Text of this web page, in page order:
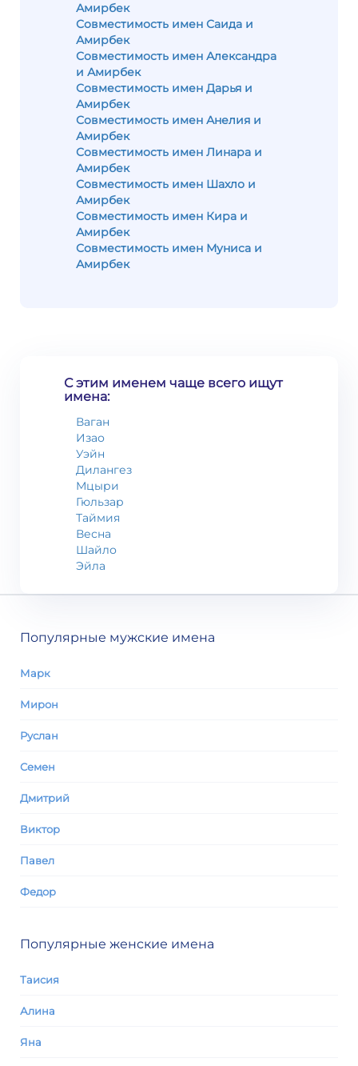
Амирбек
Совместимость имен Саида и
Амирбек
Совместимость имен Александра
и Амирбек
Совместимость имен Дарья и
Амирбек
Совместимость имен Анелия и
Амирбек
Совместимость имен Линара и
Амирбек
Совместимость имен Шахло и
Амирбек
Совместимость имен Кира и
Амирбек
Совместимость имен Муниса и
Амирбек
С этим именем чаще всего ищут
имена:
Ваган
Изао
Уэйн
Дилангез
Мцыри
Гюльзар
Таймия
Весна
Шайло
Эйла
Популярные мужские имена
Марк
Мирон
Руслан
Семен
Дмитрий
Виктор
Павел
Федор
Популярные женские имена
Таисия
Алина
Яна